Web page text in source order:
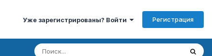
Уже зарегистрированы? Войти Регистрация